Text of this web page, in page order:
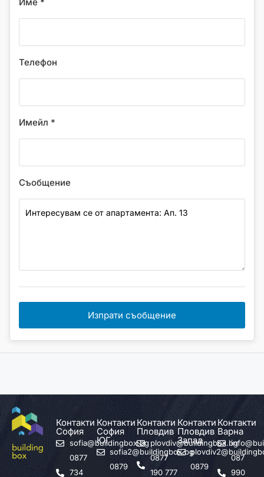
Телефон
Имейл *
Съобщение
Изпрати съобщение
Контакти
София
sofia@buildingbox.bg
0877
734
Контакти
София
ЮГ
sofia2@buildingbox.bg
0879
Контакти
Пловдив
plovdiv@buildingbox.bg
0877
190 777
Контакти
Пловдив
Запад
0879
Контакти
Варна
087
990